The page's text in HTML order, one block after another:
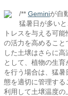
/** Geminiが自
猛暑日が多い
トレスを与える可
の活力を高めるこ
した土壌はさらに
として、植物の生
を行う場合は、猛
態を適切に管理す
利用して土壌温度の